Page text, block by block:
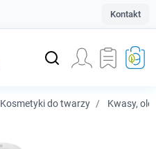
Kontakt
Kosmetyki do twarzy Kwasy,